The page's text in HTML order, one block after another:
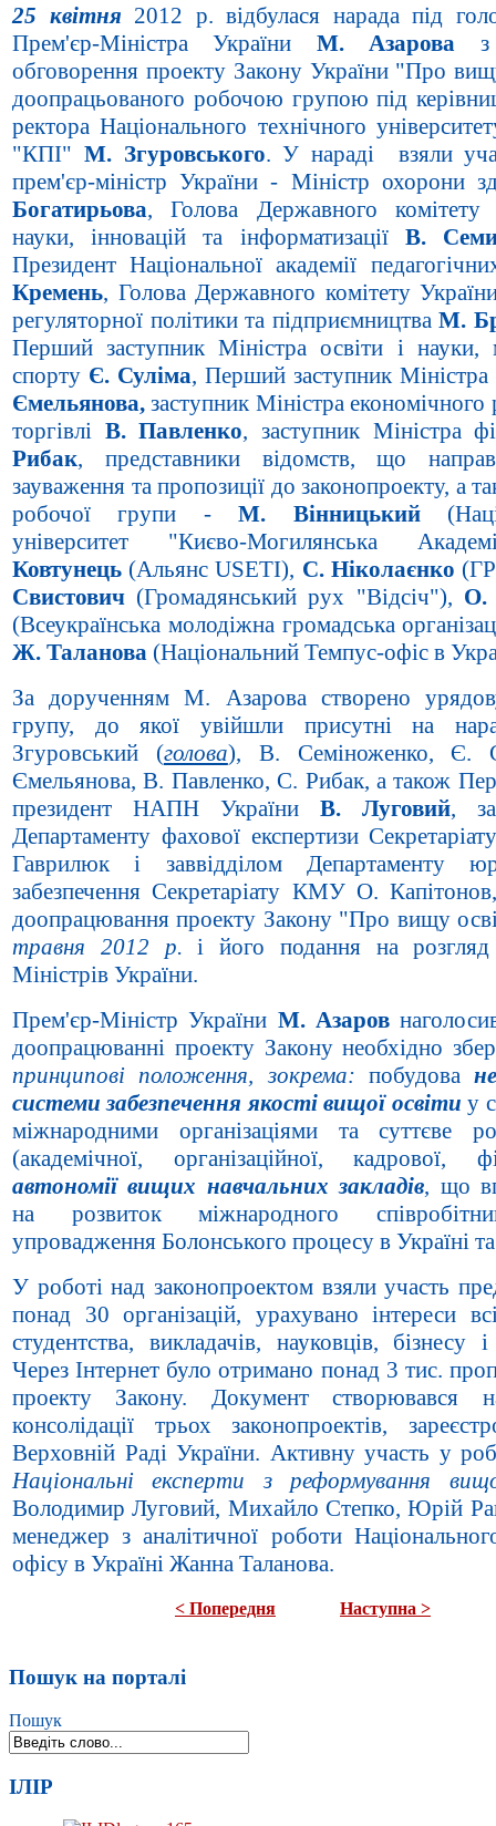
25 квітня 2012 р. відбулася нарада під
Прем'єр-Міністра України М. Азарова з
обговорення проекту Закону України "Про
доопрацьованого робочою групою під
ректора Національного технічного
"КПІ" М. Згуровського. У нараді взяли
прем'єр-міністр України - Міністр охорони
Богатирьова, Голова Державного комітету
науки, інновацій та інформатизації В.
Президент Національної академії
Кремень, Голова Державного комітету
регуляторної політики та підприємництваМ.
Перший заступник Міністра освіти і науки,
спорту Є. Суліма, Перший заступник
Ємельянова, заступник Міністра економічного
торгівлі В. Павленко, заступник Міністра
Рибак, представники відомств, що
зауваження та пропозиції до законопроекту, а
робочої групи -М. Вінницький
університет "Києво-Могилянська
Ковтунець (Альянс USETI), С. Ніколаєнко
Свистович (Громадянський рух "Відсіч"), О.
(Всеукраїнська молодіжна громадська
Ж. Таланова (Національний Темпус-офіс в
За дорученням М. Азарова створено
групу, до якої увійшли присутні на
Згуровський (голова), В. Семіноженко, Є.
Ємельянова, В. Павленко, С. Рибак, а також
президент НАПН України В. Луговий,
Департаменту фахової експертизи
Гаврилюк і заввідділом Департаменту
забезпечення Секретаріату КМУ О.
доопрацювання проекту Закону "Про вищу
травня 2012 р. і його подання на розгляд
Міністрів України.
Прем'єр-Міністр України М. Азаров
доопрацюванні проекту Закону необхідно
принципові положення, зокрема: побудова
системи забезпечення якості вищої освіти у
міжнародними організаціями та суттєве
(академічної, організаційної, кадрової,
автономії вищих навчальних закладів, що
на розвиток міжнародного
упровадження Болонського процесу в Україні
У роботі над законопроектом взяли участь
понад 30 організацій, урахувано інтереси
студентства, викладачів, науковців, бізнесу
Через Інтернет було отримано понад 3 тис.
проекту Закону. Документ створювався
консолідації трьох законопроектів,
Верховній Раді України. Активну участь у
Національні експерти з реформування
Володимир Луговий, Михайло Степко, Юрій
менеджер з аналітичної роботи
офісу в Україні Жанна Таланова.
< Попередня Наступна >
Пошук на порталі
Пошук
ІЛІР